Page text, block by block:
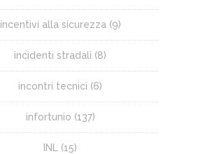
incentivi alla sicurezza (9)
incidenti stradali (8)
incontri tecnici (6)
infortunio (137)
INL (15)